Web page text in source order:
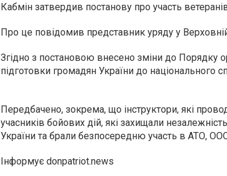
Кабмін затвердив постанову про участь
Про це повідомив представник уряду у
Згідно з постановою внесено зміни до Порядку
підготовки громадян України до національного
Передбачено, зокрема, що інструктори, які
учасників бойових дій, які захищали
України та брали безпосередню участь в АТО, ООС
Інформує donpatriot.news